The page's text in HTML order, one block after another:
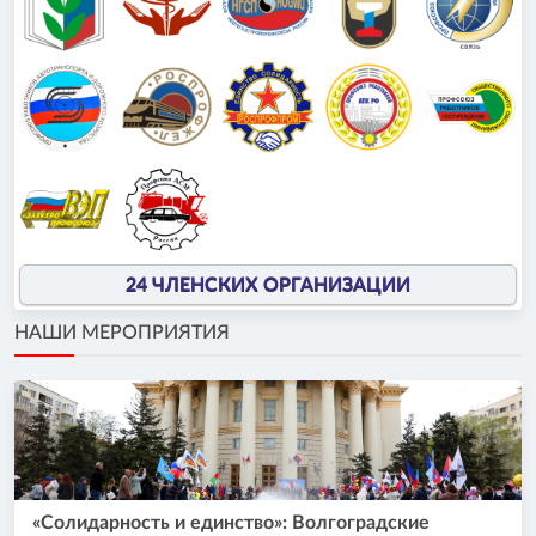
24 ЧЛЕНСКИХ ОРГАНИЗАЦИИ
НАШИ МЕРОПРИЯТИЯ
«Солидарность и единство»: Волгоградские